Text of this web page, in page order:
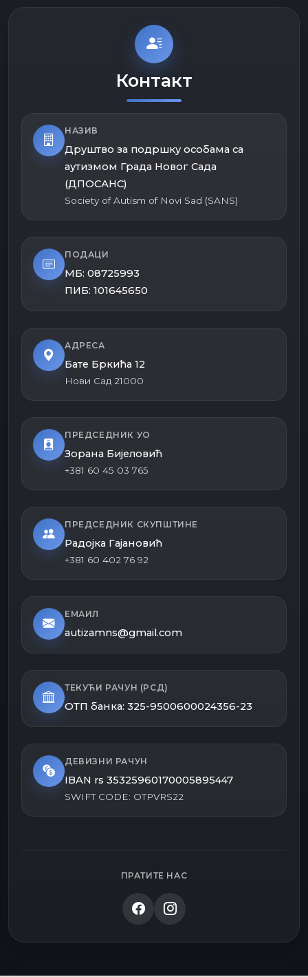
Контакт
НАЗИВ
Друштво за подршку особама са
аутизмом Града Новог Сада
(ДПОСАНС)
Society of Autism of Novi Sad (SANS)
ПОДАЦИ
МБ: 08725993
ПИБ: 101645650
АДРЕСА
Бате Бркића 12
Нови Сад 21000
ПРЕДСЕДНИК УО
Зорана Бијеловић
+381 60 45 03 765
ПРЕДСЕДНИК СКУПШТИНЕ
Радојка Гајановић
+381 60 402 76 92
ЕМАИЛ
autizamns@gmail.com
ТЕКУЋИ РАЧУН (РСД)
ОТП банка: 325-9500600024356-23
ДЕВИЗНИ РАЧУН
IBAN rs 35325960170005895447
SWIFT CODE: OTPVRS22
ПРАТИТЕ НАС